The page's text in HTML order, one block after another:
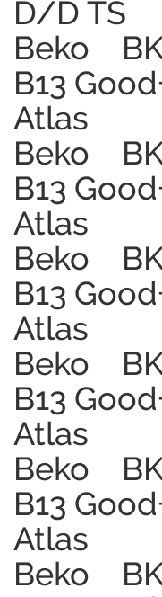
D/D TS
Beko BK
B13
Atlas
Beko BK
B13
Atlas
Beko BK
B13
Atlas
Beko BK
B13
Atlas
Beko BK
B13
Atlas
Beko BK